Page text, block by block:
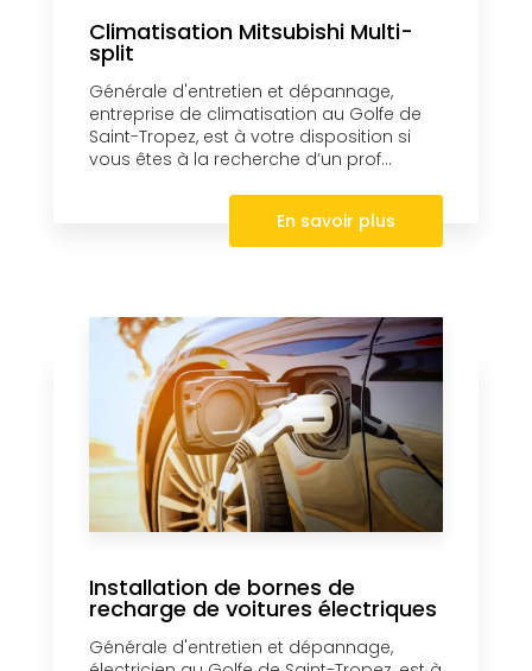
Climatisation Mitsubishi Multi-
split
Générale d'entretien et dépannage,
entreprise de climatisation au Golfe de
Saint-Tropez, est à votre disposition si
vous êtes à la recherche d’un prof...
En savoir plus
Installation de bornes de
recharge de voitures électriques
Générale d'entretien et dépannage,